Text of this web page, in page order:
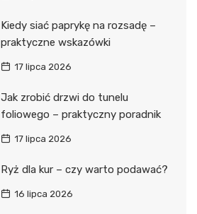
Kiedy siać paprykę na rozsadę –
praktyczne wskazówki
17 lipca 2026
Jak zrobić drzwi do tunelu
foliowego – praktyczny poradnik
17 lipca 2026
Ryż dla kur – czy warto podawać?
16 lipca 2026